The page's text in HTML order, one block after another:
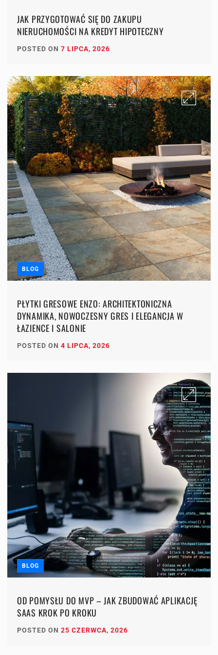
JAK PRZYGOTOWAĆ SIĘ DO ZAKUPU
NIERUCHOMOŚCI NA KREDYT HIPOTECZNY
POSTED ON 7 LIPCA, 2026
BLOG
PŁYTKI GRESOWE ENZO: ARCHITEKTONICZNA
DYNAMIKA, NOWOCZESNY GRES I ELEGANCJA W
ŁAZIENCE I SALONIE
POSTED ON 4 LIPCA, 2026
BLOG
OD POMYSŁU DO MVP – JAK ZBUDOWAĆ APLIKACJĘ
SAAS KROK PO KROKU
POSTED ON 25 CZERWCA, 2026